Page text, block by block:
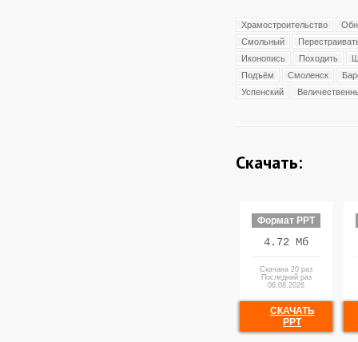
Храмостроительство
Смольный
Иконопись
Походить
Подъём
Смоленск
Успенский
Скачать:
Формат PPT
4.72 Мб
Скачана 20 раз
Последний раз
06.08.2026
СКАЧАТЬ
PPT